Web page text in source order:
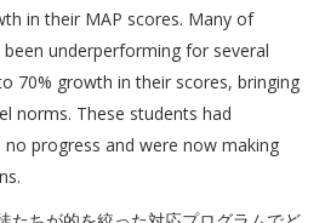
in their MAP scores. Many of
underperforming for several
70% growth in their scores, bringing
norms. These students had
progress and were now making